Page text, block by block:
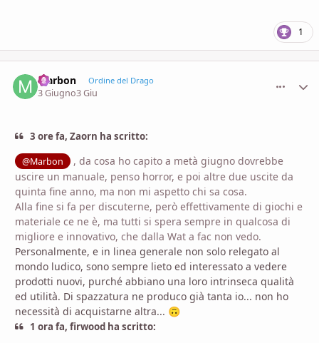
1
Marbon Ordine del Drago
3 Giugno3 Giu
3 ore fa, Zaorn ha scritto:
@Marbon
, da cosa ho capito a metà giugno dovrebbe
uscire un manuale, penso horror, e poi altre due uscite da
quinta fine anno, ma non mi aspetto chi sa cosa.
Alla fine si fa per discuterne, però effettivamente di giochi e
materiale ce ne è, ma tutti si spera sempre in qualcosa di
migliore e innovativo, che dalla Wat a fac non vedo.
Personalmente, e in linea generale non solo relegato al
mondo ludico, sono sempre lieto ed interessato a vedere
prodotti nuovi, purché abbiano una loro intrinseca qualità
ed utilità. Di spazzatura ne produco già tanta io... non ho
necessità di acquistarne altra... 🙃
1 ora fa, firwood ha scritto: